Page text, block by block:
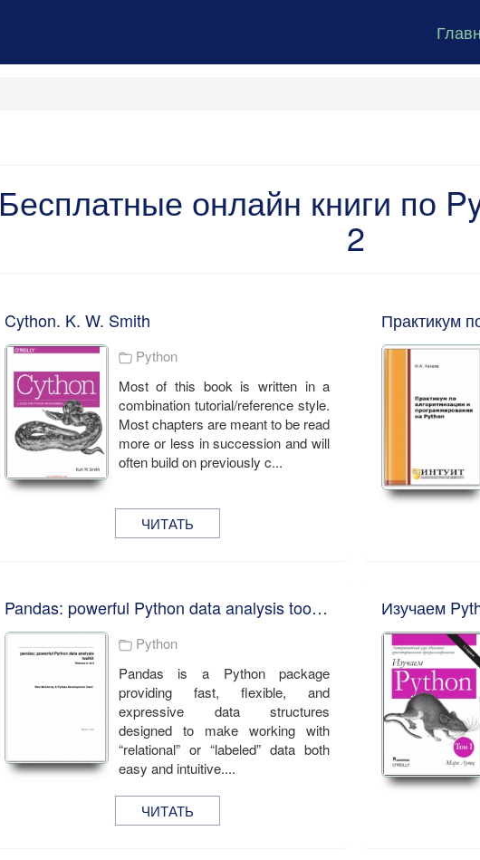
Бесплатные онлайн книги по
2
Cython. K. W. Smith
Python
Most of this book is written in a
combination tutorial/reference style.
Most chapters are meant to be read
more or less in succession and will
often build on previously c...
ЧИТАТЬ
Pandas: powerful Python data analysis toolkit
Python
Pandas is a Python package
providing fast, flexible, and
expressive data structures
designed to make working with
“relational” or “labeled” data both
easy and intuitive....
ЧИТАТЬ
Изучаем